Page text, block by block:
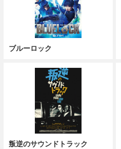
ブルーロック
叛逆のサウンドトラック